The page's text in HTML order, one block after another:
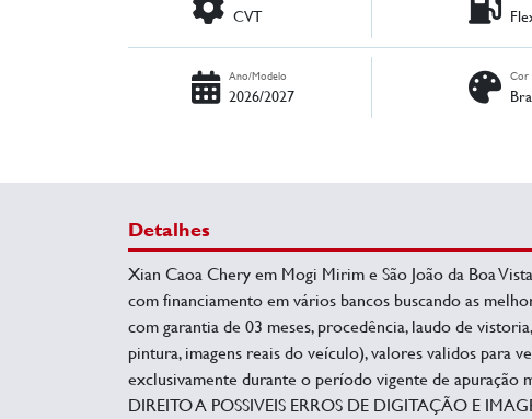
CVT
Ano/Modelo
2026/2027
Cor
Detalhes
Xian Caoa Chery em Mogi Mirim e São João da Boa
com financiamento em vários bancos buscando as
com garantia de 03 meses, procedência, laudo de
pintura, imagens reais do veículo), valores validos para
exclusivamente durante o período vigente de apuração
DIREITO A POSSIVEIS ERROS DE DIGITAÇÃO E